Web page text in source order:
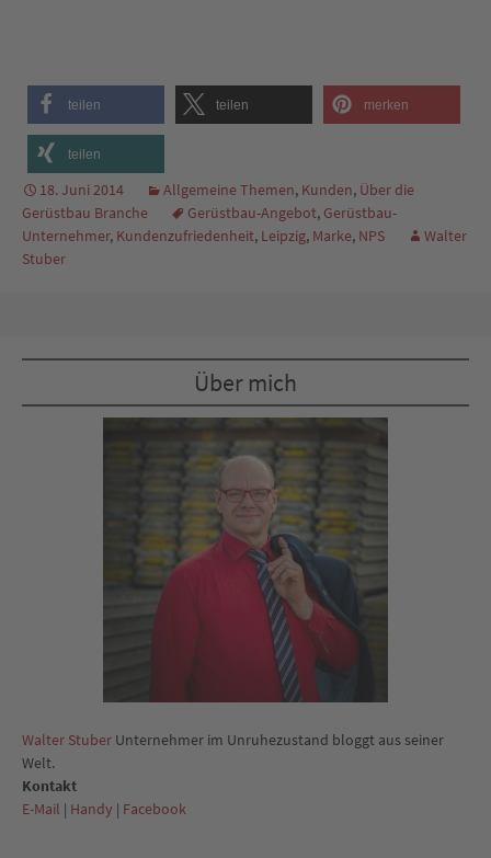
teilen teilen merken
teilen
18. Juni 2014 Allgemeine Themen, Kunden, Über die
Gerüstbau Branche
Gerüstbau-Angebot, Gerüstbau-
Unternehmer, Kundenzufriedenheit, Leipzig, Marke, NPS
Walter
Stuber
Über mich
Walter Stuber Unternehmer im Unruhezustand bloggt aus seiner
Welt.
Kontakt
E-Mail | Handy | Facebook